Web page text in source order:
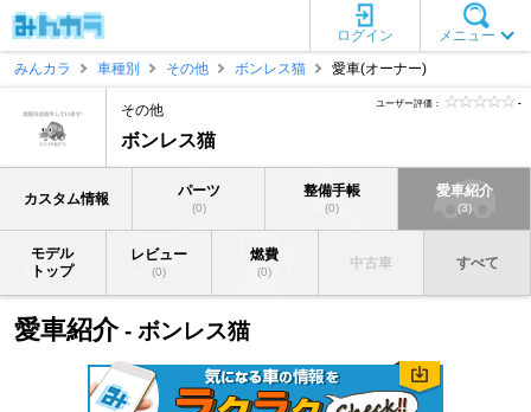
メニュー
ログイン
みんカラ
車種別 その他 ボンレス猫 愛車(オーナー)
その他
ボンレス猫
ユーザー評価： -
カスタム情報 パーツ
(0)
整備手帳
(0)
愛車紹介
(3)
モデル
トップ
レビュー
(0)
燃費
(0)
中古車 すべて
愛車紹介- ボンレス猫